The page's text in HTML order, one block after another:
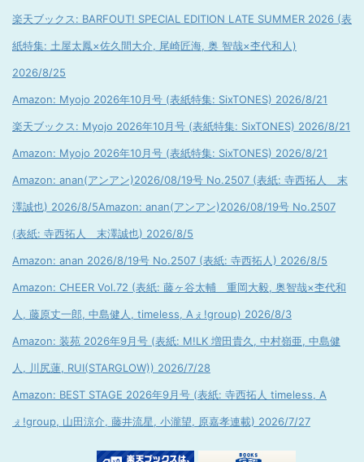
楽天ブックス: BARFOUT! SPECIAL EDITION LATE SUMMER 2026 (表
紙特集: 土屋太鳳×佐久間大介, 尾崎匠海, 奥 智哉×杢代和人)
2026/8/25
Amazon: Myojo 2026年10月号 (表紙特集: SixTONES) 2026/8/21
楽天ブックス: Myojo 2026年10月号 (表紙特集: SixTONES) 2026/8/21
Amazon: Myojo 2026年10月号 (表紙特集: SixTONES) 2026/8/21
Amazon: anan(アンアン)2026/08/19号 No.2507 (表紙: 寺西拓人 末
澤誠也) 2026/8/5Amazon: anan(アンアン)2026/08/19号 No.2507
(表紙: 寺西拓人 末澤誠也) 2026/8/5
Amazon: anan 2026/8/19号 No.2507 (表紙: 寺西拓人) 2026/8/5
Amazon: CHEER Vol.72 (表紙: 藤ヶ谷太輔 重岡大毅, 奥智哉×杢代和
人, 藤原丈一郎, 中島健人, timeless, Aぇ!group) 2026/8/3
Amazon: 装苑 2026年9月号 (表紙: M!LK 増田貴久, 中村嶺亜, 中島健
人, 川尻蓮, RUI(STARGLOW)) 2026/7/28
Amazon: BEST STAGE 2026年9月号 (表紙: 寺西拓人 timeless, A
ぇ!group, 山田涼介, 藤井流星, 小瀧望, 原嘉孝連載) 2026/7/27